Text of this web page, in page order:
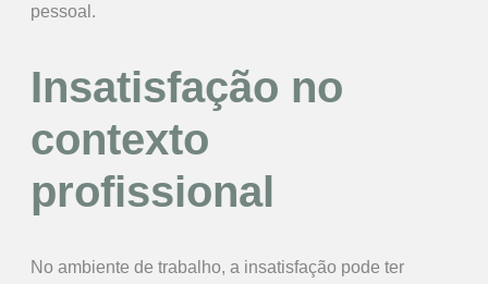
pessoal.
Insatisfação no
contexto
profissional
No ambiente de trabalho, a insatisfação pode ter